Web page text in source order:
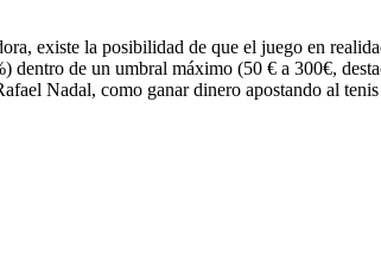
existe la posibilidad de que el juego en
dentro de un umbral máximo (50 € a 300€,
Nadal, como ganar dinero apostando al